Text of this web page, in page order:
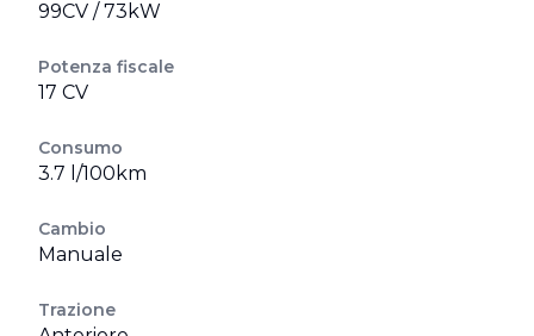
99CV / 73kW
Potenza fiscale
17 CV
Consumo
3.7 l/100km
Cambio
Manuale
Trazione